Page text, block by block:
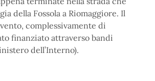
della Fossola a Riomaggiore. Il
complessivamente di
finanziato attraverso bandi
dell’Interno).